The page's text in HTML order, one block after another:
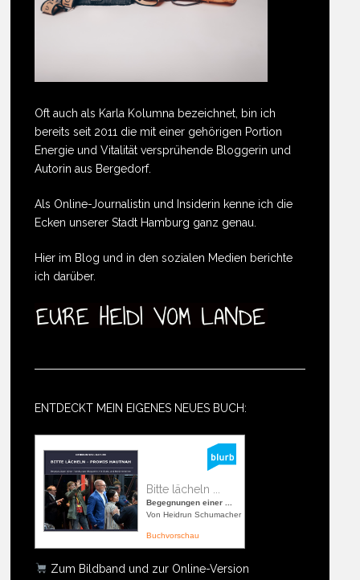
Oft auch als Karla Kolumna bezeichnet, bin ich
bereits seit 2011 die mit einer gehörigen Portion
Energie und Vitalität versprühende Bloggerin und
Autorin aus Bergedorf.
Als Online-Journalistin und Insiderin kenne ich die
Ecken unserer Stadt Hamburg ganz genau.
Hier im Blog und in den sozialen Medien berichte
ich darüber.
ENTDECKT MEIN EIGENES NEUES BUCH:
Bitte lächeln ...
Begegnungen einer ...
Von Heidrun Schumacher
Buchvorschau
Zum Bildband und zur Online-Version